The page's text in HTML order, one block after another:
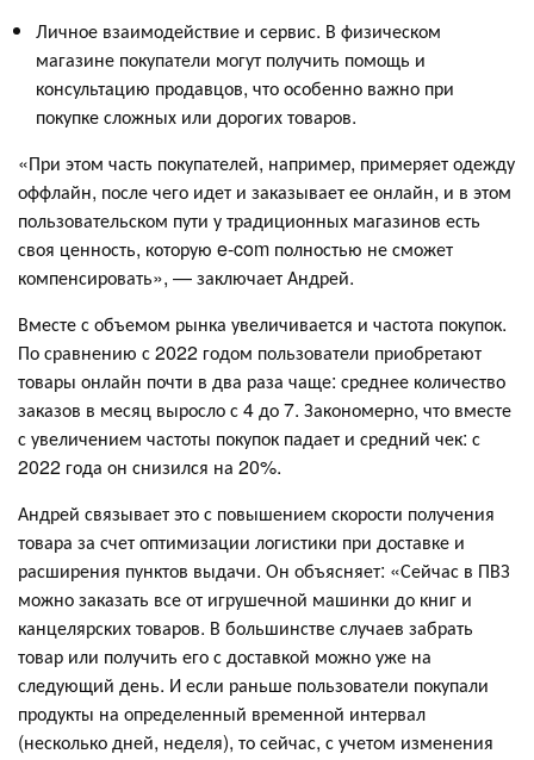
Личное взаимодействие и сервис. В физическом
магазине покупатели могут получить помощь и
консультацию продавцов, что особенно важно при
покупке сложных или дорогих товаров.
«При этом часть покупателей, например, примеряет одежду
оффлайн, после чего идет и заказывает ее онлайн, и в этом
пользовательском пути у традиционных магазинов есть
своя ценность, которую e-com полностью не сможет
компенсировать», — заключает Андрей.
Вместе с объемом рынка увеличивается и частота покупок.
По сравнению с 2022 годом пользователи приобретают
товары онлайн почти в два раза чаще: среднее количество
заказов в месяц выросло с 4 до 7. Закономерно, что вместе
с увеличением частоты покупок падает и средний чек: с
2022 года он снизился на 20%.
Андрей связывает это с повышением скорости получения
товара за счет оптимизации логистики при доставке и
расширения пунктов выдачи. Он объясняет: «Сейчас в ПВЗ
можно заказать все от игрушечной машинки до книг и
канцелярских товаров. В большинстве случаев забрать
товар или получить его с доставкой можно уже на
следующий день. И если раньше пользователи покупали
продукты на определенный временной интервал
(несколько дней, неделя), то сейчас, с учетом изменения